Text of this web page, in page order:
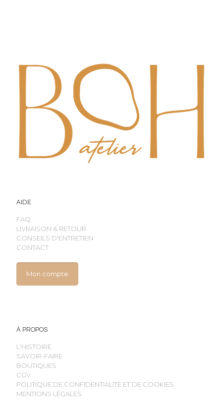
AIDE
FAQ
LIVRAISON & RETOUR
CONSEILS D'ENTRETIEN
CONTACT
Mon compte
À PROPOS
L'HISTOIRE
SAVOIR-FAIRE
BOUTIQUES
CGV
POLITIQUE DE CONFIDENTIALITÉ ET DE COOKIES
MENTIONS LÉGALES